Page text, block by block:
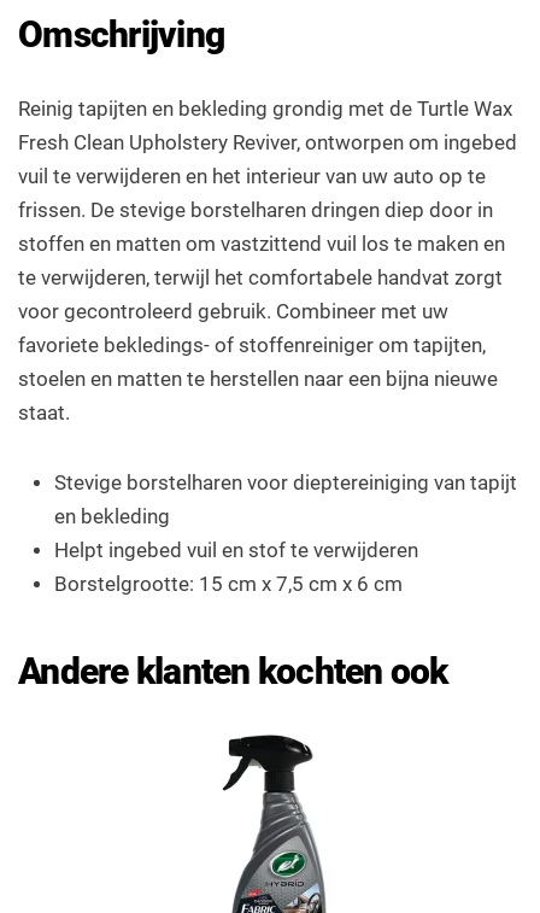
Omschrijving
Reinig tapijten en bekleding grondig met de Turtle Wax
Fresh Clean Upholstery Reviver, ontworpen om ingebed
vuil te verwijderen en het interieur van uw auto op te
frissen. De stevige borstelharen dringen diep door in
stoffen en matten om vastzittend vuil los te maken en
te verwijderen, terwijl het comfortabele handvat zorgt
voor gecontroleerd gebruik. Combineer met uw
favoriete bekledings- of stoffenreiniger om tapijten,
stoelen en matten te herstellen naar een bijna nieuwe
staat.
Stevige borstelharen voor dieptereiniging van tapijt
en bekleding
Helpt ingebed vuil en stof te verwijderen
Borstelgrootte: 15 cm x 7,5 cm x 6 cm
Andere klanten kochten ook